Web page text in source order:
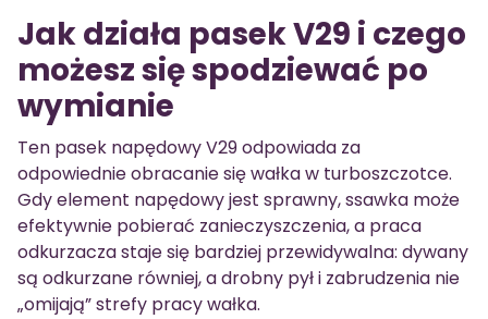
Jak działa pasek V29 i czego
możesz się spodziewać po
wymianie
Ten pasek napędowy V29 odpowiada za
odpowiednie obracanie się wałka w turboszczotce.
Gdy element napędowy jest sprawny, ssawka może
efektywnie pobierać zanieczyszczenia, a praca
odkurzacza staje się bardziej przewidywalna: dywany
są odkurzane równiej, a drobny pył i zabrudzenia nie
„omijają” strefy pracy wałka.